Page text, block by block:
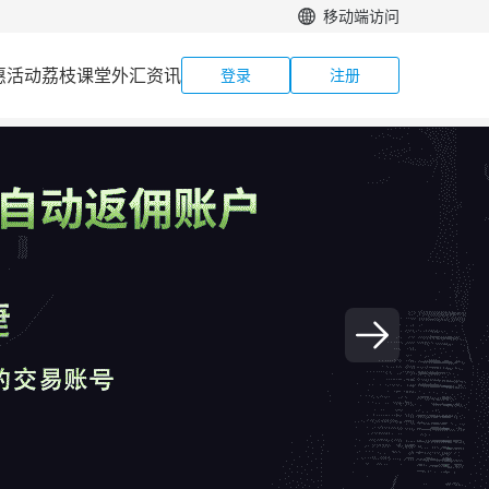
移动端访问
活动荔枝课堂外汇资讯 登录 注册